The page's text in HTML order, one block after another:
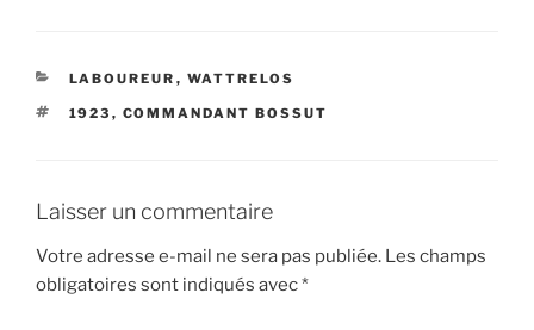
CATÉGORIES
LABOUREUR , WATTRELOS
ÉTIQUETTES
1923 , COMMANDANT BOSSUT
Laisser un commentaire
Votre adresse e-mail ne sera pas publiée. Les champs
obligatoires sont indiqués avec*